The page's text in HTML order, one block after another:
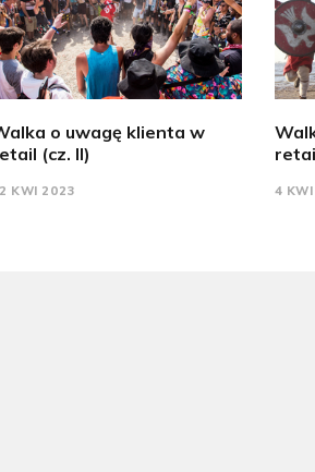
o uwagę klienta w
(cz. II)
KWI 2023 4